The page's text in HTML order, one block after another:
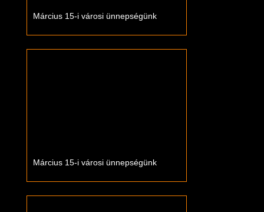
Március 15-i városi ünnepségünk
Március 15-i városi ünnepségünk